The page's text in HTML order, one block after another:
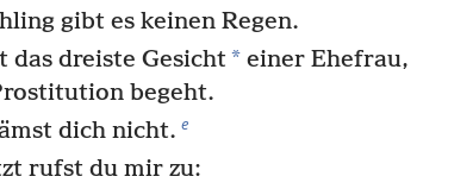
gibt es keinen Regen.
das dreiste Gesicht* einer Ehefrau,
begeht.
dich nicht. e
rufst du mir zu: